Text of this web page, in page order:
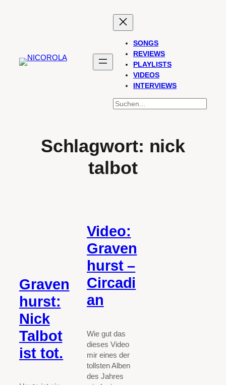
SONGS
REVIEWS
PLAYLISTS
VIDEOS
INTERVIEWS
SUCHEN
Schlagwort: nick
talbot
Graven
hurst:
Nick
Talbot
ist tot.
Video:
Graven
hurst –
Circadi
an
Wie gut das
dieses Video
mir eines der
tollsten Alben
des Jahres